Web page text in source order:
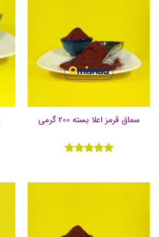
سماق قرمز اعلا بسته 200 گرمی